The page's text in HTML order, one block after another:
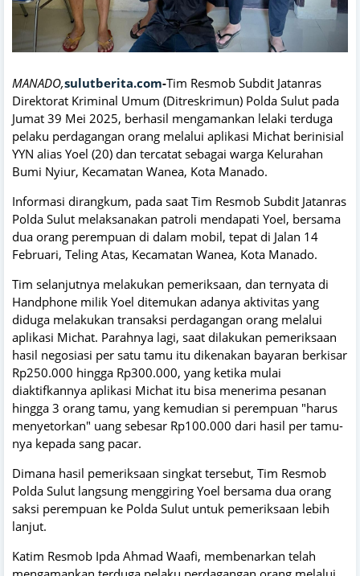
MANADO,sulutberita.com-Tim Resmob Subdit Jatanras
Direktorat Kriminal Umum (Ditreskrimun) Polda Sulut pada
Jumat 39 Mei 2025, berhasil mengamankan lelaki terduga
pelaku perdagangan orang melalui aplikasi Michat berinisial
YYN alias Yoel (20) dan tercatat sebagai warga Kelurahan
Bumi Nyiur, Kecamatan Wanea, Kota Manado.
Informasi dirangkum, pada saat Tim Resmob Subdit Jatanras
Polda Sulut melaksanakan patroli mendapati Yoel, bersama
dua orang perempuan di dalam mobil, tepat di Jalan 14
Februari, Teling Atas, Kecamatan Wanea, Kota Manado.
Tim selanjutnya melakukan pemeriksaan, dan ternyata di
Handphone milik Yoel ditemukan adanya aktivitas yang
diduga melakukan transaksi perdagangan orang melalui
aplikasi Michat. Parahnya lagi, saat dilakukan pemeriksaan
hasil negosiasi per satu tamu itu dikenakan bayaran berkisar
Rp250.000 hingga Rp300.000, yang ketika mulai
diaktifkannya aplikasi Michat itu bisa menerima pesanan
hingga 3 orang tamu, yang kemudian si perempuan "harus
menyetorkan" uang sebesar Rp100.000 dari hasil per tamu-
nya kepada sang pacar.
Dimana hasil pemeriksaan singkat tersebut, Tim Resmob
Polda Sulut langsung menggiring Yoel bersama dua orang
saksi perempuan ke Polda Sulut untuk pemeriksaan lebih
lanjut.
Katim Resmob Ipda Ahmad Waafi, membenarkan telah